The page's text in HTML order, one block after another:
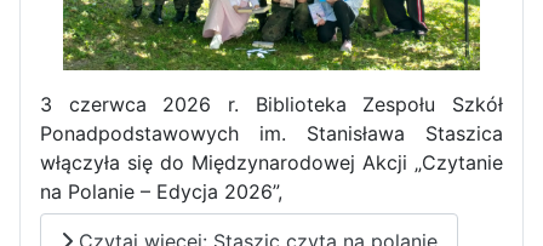
3 czerwca 2026 r. Biblioteka Zespołu Szkół
Ponadpodstawowych im. Stanisława Staszica
włączyła się do Międzynarodowej Akcji „Czytanie
na Polanie – Edycja 2026”,
Czytaj więcej: Staszic czyta na polanie